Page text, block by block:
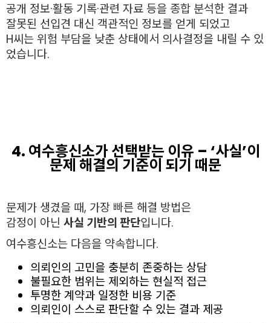
공개 정보·활동 기록·관련 자료 등을 종합 분석한 결과
잘못된 선입견 대신 객관적인 정보를 얻게 되었고
H씨는 위험 부담을 낮춘 상태에서 의사결정을 내릴 수 있
었습니다.
4. 여수흥신소가 선택받는 이유 – ‘사실’이
문제 해결의 기준이 되기 때문
문제가 생겼을 때, 가장 빠른 해결 방법은
감정이 아닌 사실 기반의 판단입니다.
여수흥신소는 다음을 약속합니다.
의뢰인의 고민을 충분히 존중하는 상담
불필요한 범위는 제외하는 현실적 접근
투명한 계약과 일정한 비용 기준
의뢰인이 스스로 판단할 수 있는 결과 제공